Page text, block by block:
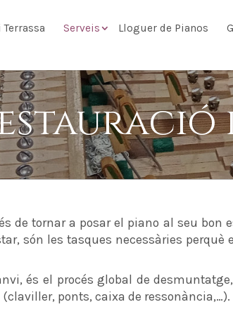
Serveis Lloguer de Pianos
de tornar a posar el piano al seu
són les tasques necessàries
és el procés global de
ponts, caixa de ressonància,…).